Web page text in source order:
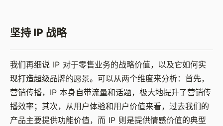
坚持 IP 战略
我们再细说 IP 对于零售业务的战略价值，以及它如何实
现打造超级品牌的愿景。可以从两个维度来分析：首先，
营销传播，IP 本身自带流量和话题，极大地提升了营销传
播效率；其次，从用户体验和用户价值来看，过去我们的
产品主要提供功能价值，而 IP 则是提供情感价值的典型